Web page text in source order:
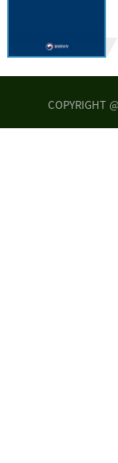
COPYRIGHT